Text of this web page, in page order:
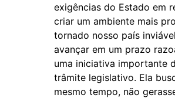
exigências do Estado em
criar um ambiente mais
tornado nosso país
avançar em um prazo
uma iniciativa importante
trâmite legislativo. Ela
mesmo tempo, não